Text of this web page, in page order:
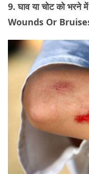
9. घाव या चोट को
Wounds Or